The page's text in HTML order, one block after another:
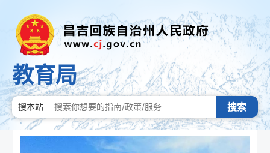
教育局
搜本站 搜索